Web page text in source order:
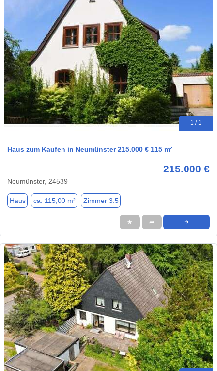
1 / 1
Haus zum Kaufen in Neumünster 215.000 € 115 m²
215.000 €
Neumünster, 24539
Haus ca. 115,00 m² Zimmer 3.5
★ ➦ ➜